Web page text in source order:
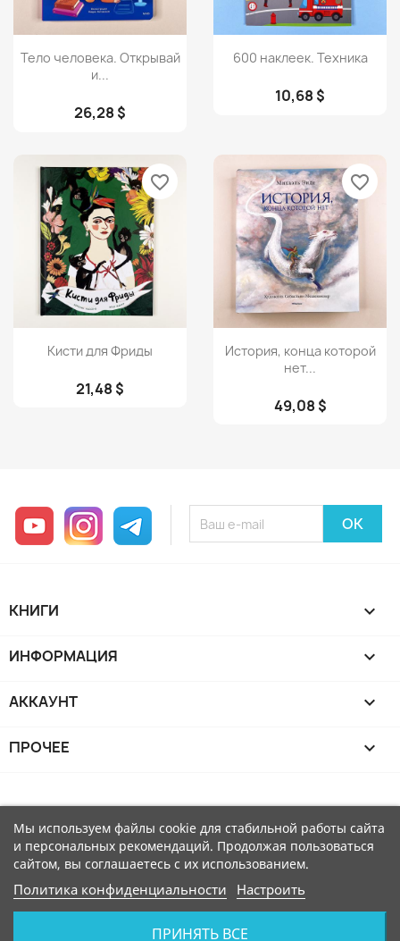
Просмотр
Тело человека. Открывай
и...
26,28 $
Просмотр
600 наклеек. Техника
10,68 $
Просмотр
Кисти для Фриды
21,48 $
favorite_border
Просмотр
История, конца которой
нет...
49,08 $
favorite_border
YouTube InstagramTelegram
КНИГИ 
ИНФОРМАЦИЯ 
АККАУНТ 
ПРОЧЕЕ 
Мы используем файлы cookie для стабильной работы сайта
и персональных рекомендаций. Продолжая пользоваться
сайтом, вы соглашаетесь с их использованием.
Политика конфиденциальности Настроить
ПРИНЯТЬ ВСЕ